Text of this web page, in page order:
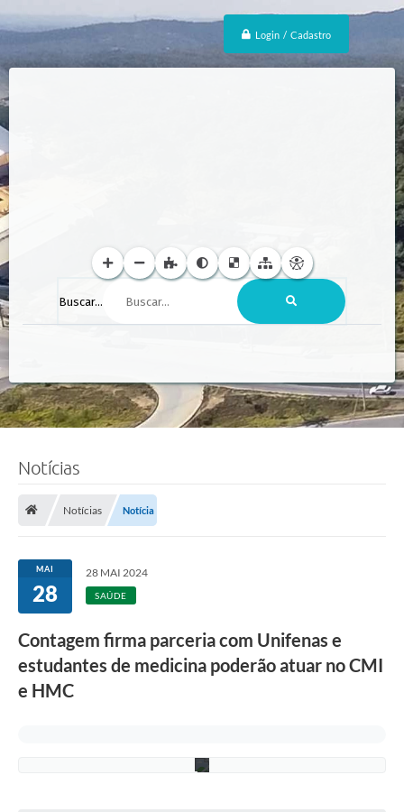
Login / Cadastro
Buscar...
Notícias
Notícias Notícia
MAI
28
28 MAI 2024
SAÚDE
Contagem firma parceria com Unifenas e
estudantes de medicina poderão atuar no CMI
e HMC
a
l
u